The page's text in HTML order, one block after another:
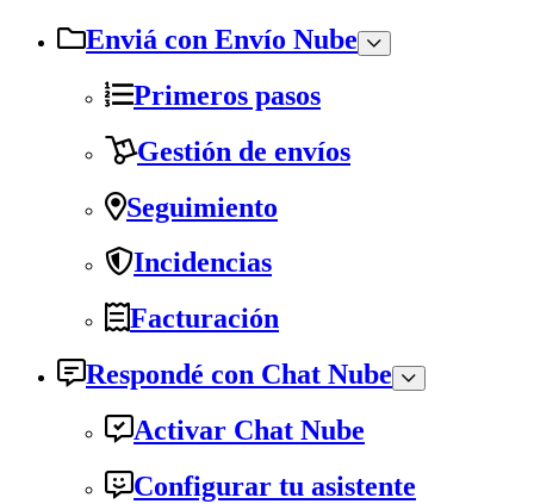
Enviá con Envío Nube
Primeros pasos
Gestión de envíos
Seguimiento
Incidencias
Facturación
Respondé con Chat Nube
Activar Chat Nube
Configurar tu asistente